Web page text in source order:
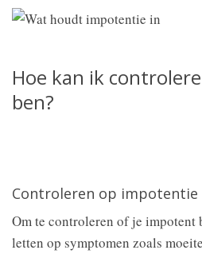
Hoe kan ik
ben?
Controleren op impotentie
Om te controleren of je impotent
letten op symptomen zoals